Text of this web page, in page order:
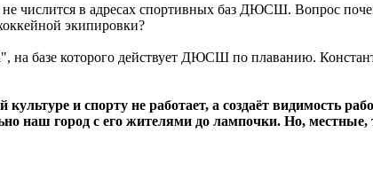
числится в адресах спортивных баз ДЮСШ. Вопрос
экипировки?
на базе которого действует ДЮСШ по плаванию.
и спорту не работает, а создаёт видимость
наш город с его жителями до лампочки. Но, местные,